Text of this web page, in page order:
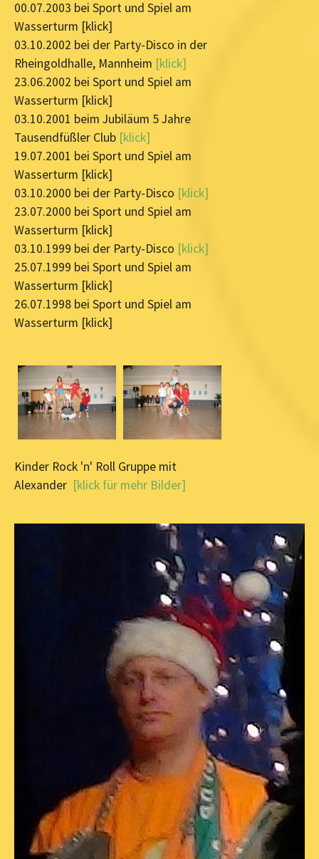
00.07.2003 bei Sport und Spiel am
Wasserturm [klick]
03.10.2002 bei der Party-Disco in der
Rheingoldhalle, Mannheim [klick]
23.06.2002 bei Sport und Spiel am
Wasserturm [klick]
03.10.2001 beim Jubiläum 5 Jahre
Tausendfüßler Club [klick]
19.07.2001 bei Sport und Spiel am
Wasserturm [klick]
03.10.2000 bei der Party-Disco [klick]
23.07.2000 bei Sport und Spiel am
Wasserturm [klick]
03.10.1999 bei der Party-Disco [klick]
25.07.1999 bei Sport und Spiel am
Wasserturm [klick]
26.07.1998 bei Sport und Spiel am
Wasserturm [klick]
Kinder Rock 'n' Roll Gruppe mit
Alexander [klick für mehr Bilder]